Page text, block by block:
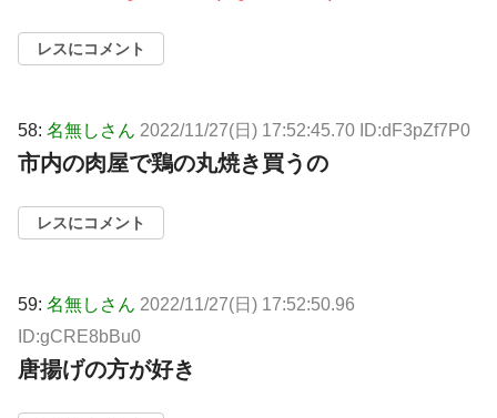
レスにコメント
58: 名無しさん 2022/11/27(日) 17:52:45.70 ID:dF3pZf7P0
市内の肉屋で鶏の丸焼き買うの
レスにコメント
59: 名無しさん 2022/11/27(日) 17:52:50.96
ID:gCRE8bBu0
唐揚げの方が好き